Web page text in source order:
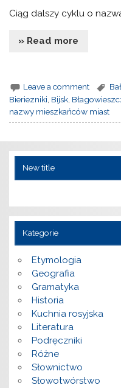
Ciąg dalszy cyklu o
» Read more
Leave a comment
Bieriezniki, Bijsk,
nazwy mieszkańców miast
New title
Kategorie
Etymologia
Geografia
Gramatyka
Historia
Kuchnia rosyjska
Literatura
Podręczniki
Różne
Słownictwo
Słowotwórstwo